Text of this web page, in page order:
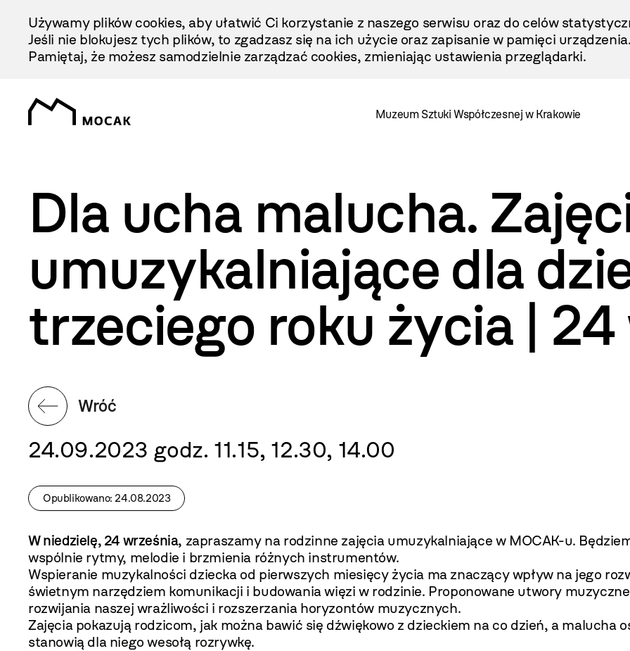
Treści
Używamy plików cookies, aby ułatwić Ci korzystanie z naszego serwisu oraz do celów
Jeśli nie blokujesz tych plików, to zgadzasz się na ich użycie oraz zapisanie w pamięci
Pamiętaj, że możesz samodzielnie zarządzać cookies, zmieniając ustawienia przeglądarki.
Muzeum Sztuki Współczesnej w Krakowie
Dla ucha malucha.
umuzykalniające dla
trzeciego roku życia |
Wróć
24.09.2023 godz. 11.15, 12.30, 14.00
Opublikowano: 24.08.2023
W niedzielę, 24 września, zapraszamy na rodzinne zajęcia umuzykalniające w MOCAK-u.
wspólnie rytmy, melodie i brzmienia różnych instrumentów.
Wspieranie muzykalności dziecka od pierwszych miesięcy życia ma znaczący wpływ na jego
świetnym narzędziem komunikacji i budowania więzi w rodzinie. Proponowane utwory
rozwijania naszej wrażliwości i rozszerzania horyzontów muzycznych.
Zajęcia pokazują rodzicom, jak można bawić się dźwiękowo z dzieckiem na co dzień, a malucha
stanowią dla niego wesołą rozrywkę.